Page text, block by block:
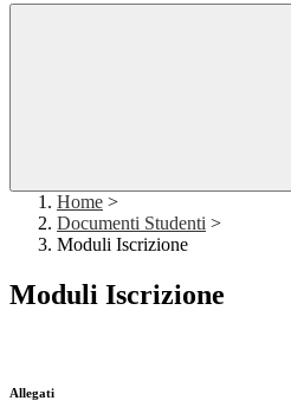
Home >
Documenti Studenti >
Moduli Iscrizione
Moduli Iscrizione
Allegati